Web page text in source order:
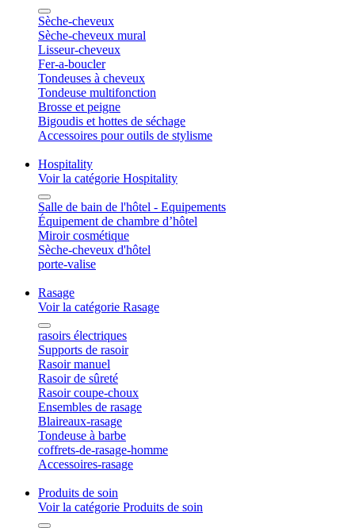
Sèche-cheveux
Sèche-cheveux mural
Lisseur-cheveux
Fer-a-boucler
Tondeuses à cheveux
Tondeuse multifonction
Brosse et peigne
Bigoudis et hottes de séchage
Accessoires pour outils de stylisme
Hospitality
Voir la catégorie Hospitality
Salle de bain de l'hôtel - Equipements
Équipement de chambre d’hôtel
Miroir cosmétique
Sèche-cheveux d'hôtel
porte-valise
Rasage
Voir la catégorie Rasage
rasoirs électriques
Supports de rasoir
Rasoir manuel
Rasoir de sûreté
Rasoir coupe-choux
Ensembles de rasage
Blaireaux-rasage
Tondeuse à barbe
coffrets-de-rasage-homme
Accessoires-rasage
Produits de soin
Voir la catégorie Produits de soin